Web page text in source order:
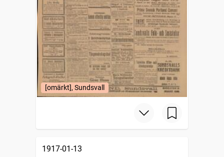
[omärkt], Sundsvall
1917-01-13